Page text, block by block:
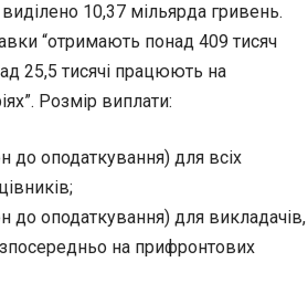
10,37 мільярда гривень.
“отримають понад 409 тисяч
25,5 тисячі працюють на
Розмір виплати:
до оподаткування) для всіх
до оподаткування) для викладачів,
на прифронтових